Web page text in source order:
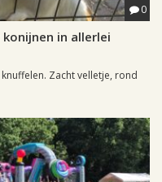
0
in allerlei
Zacht velletje, rond